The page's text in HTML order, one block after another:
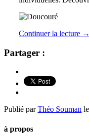
Continuer la lecture →
Partager :
Publié parThéo Souman le
à propos